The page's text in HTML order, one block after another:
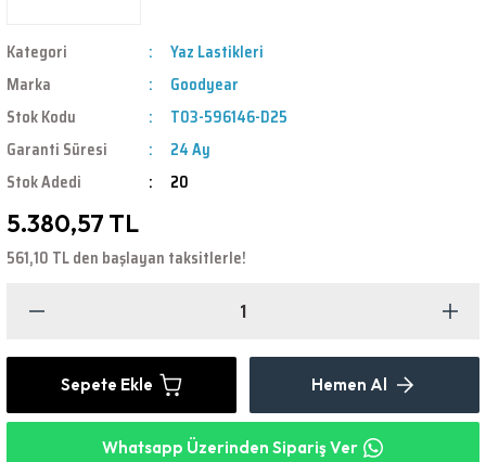
Kategori
Yaz Lastikleri
Marka
Goodyear
Stok Kodu
T03-596146-D25
Garanti Süresi
24 Ay
Stok Adedi
20
5.380,57 TL
561,10 TL den başlayan taksitlerle!
Sepete Ekle Hemen Al
Whatsapp Üzerinden Sipariş Ver